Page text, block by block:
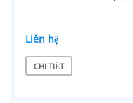
Liên hệ
CHI TIẾT